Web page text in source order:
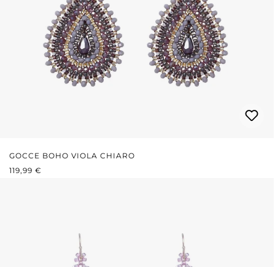
GOCCE BOHO VIOLA CHIARO
PREZZO NORMALE:
119,99 €